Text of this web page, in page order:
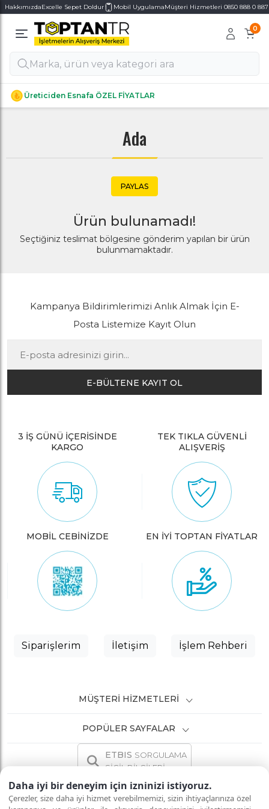
Daha iyi bir deneyim için izninizi istiyoruz.
Çerezler, size daha iyi hizmet verebilmemizi, sizin ihtiyaçlarınıza özel
HakkımızdaExcelle Sepet Doldur Mobil UygulamaMüşteri Hizmetleri 0850 888 0 887
0
Üreticiden Esnafa ÖZEL FİYATLAR
Alt Kategoriler
Alt Kategoriler
Ada
PAYLAS
Ürün bulunamadı!
Seçtiğiniz teslimat bölgesine gönderim yapılan bir ürün
bulunmamaktadır.
Kampanya Bildirimlerimizi Anlık Almak İçin E-
Posta Listemize Kayıt Olun
E-BÜLTENE KAYIT OL
3 İŞ GÜNÜ İÇERİSİNDE
KARGO
TEK TIKLA GÜVENLİ
ALIŞVERİŞ
MOBİL CEBİNİZDE EN İYİ TOPTAN FİYATLAR
Siparişlerim İletişim İşlem Rehberi
MÜŞTERI HIZMETLERI
POPÜLER SAYFALAR
ETBIS SORGULAMA
SİCİL BİLGİLERİ